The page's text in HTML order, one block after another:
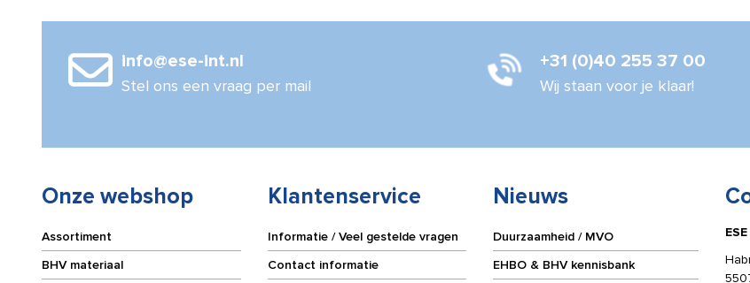
info@ese-int.nl
Stel ons een vraag per mail
+31 (0)40 255 37 00
Wij staan voor je klaar!
Onze webshop
Assortiment
BHV materiaal
Klantenservice
Informatie / Veel gestelde vragen
Contact informatie
Nieuws
Duurzaamheid / MVO
EHBO & BHV kennisbank